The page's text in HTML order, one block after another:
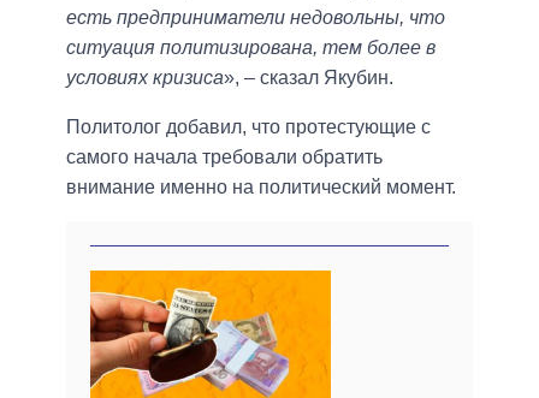
есть предприниматели недовольны, что
ситуация политизирована, тем более в
условиях кризиса», ‒ сказал Якубин.
Политолог добавил, что протестующие с
самого начала требовали обратить
внимание именно на политический момент.